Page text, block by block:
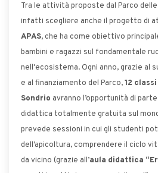
Tra le attività proposte dal Parco
infatti scegliere anche il progetto di
APAS,che ha come obiettivo
bambini e ragazzi sul fondamentale
nell'ecosistema. Ogni anno, grazie al
e al finanziamento del Parco,12
Sondrio avranno l’opportunità di
didattica totalmente gratuita sul
prevede sessioni in cui gli studenti
dell’apicoltura, comprendere il ciclo
da vicino (grazie all’aula didattica